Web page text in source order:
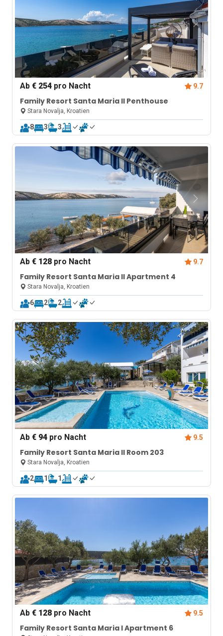
Ab€ 254 pro Nacht 9.7
Family Resort Santa Maria II Penthouse
Stara Novalja, Kroatien
8 3 3
Ab€ 128 pro Nacht 9.7
Family Resort Santa Maria II Apartment 4
Stara Novalja, Kroatien
6 2 2
Ab€ 94 pro Nacht 9.5
Family Resort Santa Maria II Room 203
Stara Novalja, Kroatien
2 1 1
Ab€ 128 pro Nacht 9.5
Family Resort Santa Maria I Apartment 6